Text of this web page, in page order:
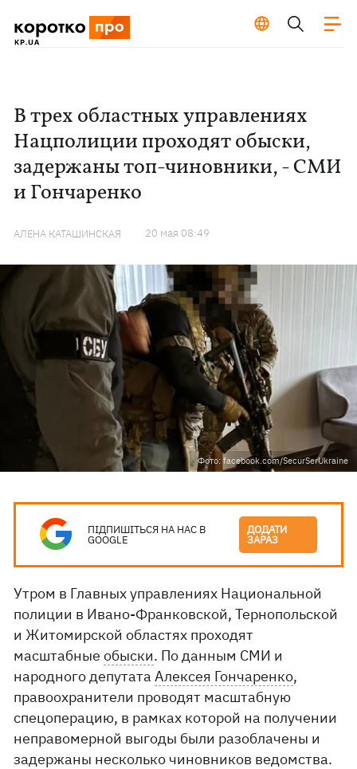
В трех областных управлениях
Нацполиции проходят обыски,
задержаны топ-чиновники, - СМИ
и Гончаренко
АЛЕНА КАТАШИНСКАЯ 20 мая 08:49
Фото: facebook.com/SecurSerUkraine
ПІДПИШІТЬСЯ НА НАС В
GOOGLE
ДОДАТИ
ЗАРАЗ
Утром в Главных управлениях Национальной
полиции в Ивано-Франковской, Тернопольской
и Житомирской областях проходят
масштабныеобыски. По данным СМИ и
народного депутатаАлексея Гончаренко,
правоохранители проводят масштабную
спецоперацию, в рамках которой на получении
неправомерной выгоды были разоблачены и
задержаны несколько чиновников ведомства.